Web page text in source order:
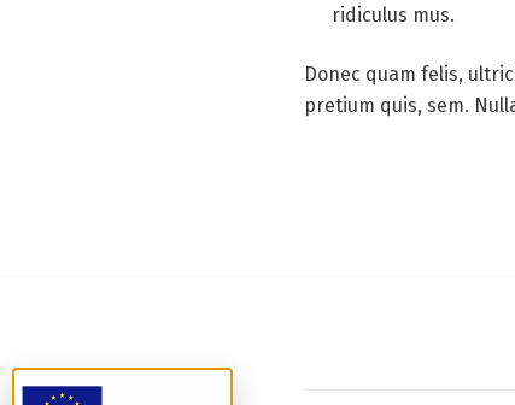
ridiculus mus.
Donec quam felis,
pretium quis, sem.